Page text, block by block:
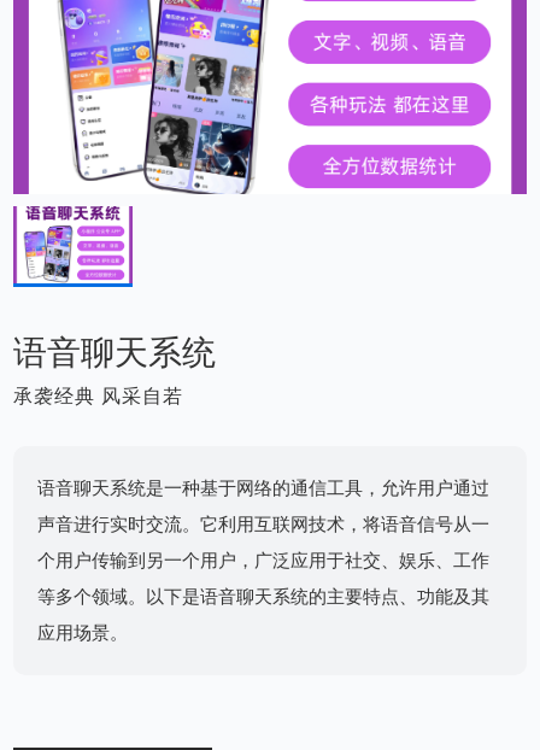
语音聊天系统
承袭经典 风采自若
语音聊天系统是一种基于网络的通信工具，允许用户通过
声音进行实时交流。它利用互联网技术，将语音信号从一
个用户传输到另一个用户，广泛应用于社交、娱乐、工作
等多个领域。以下是语音聊天系统的主要特点、功能及其
应用场景。